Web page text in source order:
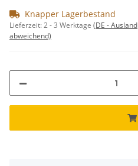
Knapper Lagerbestand
Lieferzeit:2 - 3 Werktage (DE - Ausland
abweichend)